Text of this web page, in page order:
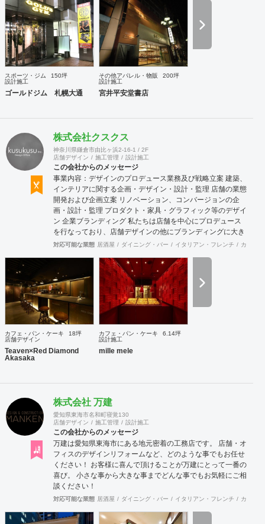
培ってきた当社ならではのノウハウでご提案いたします。
スポーツ・ジム
150坪
設計施工
ゴールドジム 札幌大通
その他アパレル・物販
200坪
設計施工
宮井平安堂書店
株式会社クスクス
神奈川県鎌倉市由比ヶ浜2-16-1 / 2F
店舗デザイン
施工管理 設計施工
この会社からのメッセージ
事業内容：デザインのプロデュース業務及び戦略立案 建築、
インテリアに関する企画・デザイン・設計・監理 店舗の業態
開発および企画立案 リノベーション、コンバージョンの企
画・設計・監理 プロダクト・家具・グラフィック等のデザイ
ン 企業ブランディング 私たちは店舗を中心にプロデュース
を行なっており、店舗デザインの他にブランディングに大き
く力を入れております。ブランディングに時間をかけ、経営
り、社員さんはもちろんのこと、全スタッフまで理念を浸透
させることが重要だと考えます。ブランドの世界感を表現で
きるようブランディングからご一緒させて頂くことで、理念
と一貫性のあるインテリアデザインが表現できると考えてお
ります。さらに、店舗のプレスリリースの作成・発送や、
SNS管理など、メディア面でのサポートも行っております。
また、環境に配慮したインテリアデザインを得意としており
ます。弊社では、店舗を作って終わりではなく、その後も地
域や環境と気持ち良く共存していける店舗を創造することが
対応可能な業態 居酒屋 ダイニング・バー イタリアン・フレンチ カフェ
カフェ・パン・ケーキ
18坪
店舗デザイン
Teaven×Red Diamond
Akasaka
カフェ・パン・ケーキ
6.14坪
設計施工
mille mele
株式会社 万建
愛知県東海市名和町寝覚130
店舗デザイン
施工管理 設計施工
この会社からのメッセージ
万建は愛知県東海市にある地元密着の工務店です。 店舗・オ
フィスのデザインリフォームなど、どのような事でもお任せ
ください！ お客様に喜んで頂けることが万建にとって一番の
喜び。 小さな事から大きな事までどんな事でもお気軽にご相
談ください！
対応可能な業態 居酒屋 ダイニング・バー イタリアン・フレンチ カフェ